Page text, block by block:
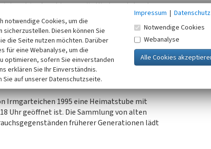
erst im Anschluss an die Kirche entstanden
hatten das Gotteshaus vermutlich für ihre
ein romanischer Westturm‚ stammt aus
auf. Die Turmhalle enthält ein
von Bicken (gestorben 1554 und 1555),
Neubau von 1982. Im Jahr 1532 war das
Nassau-Dillenburg lutherisch, 1578/80 unter
worden.
Irmgarteichen 1995 eine Heimatstube mit
Uhr geöffnet ist. Die Sammlung von alten
früherer Generationen lädt
notwendige Cookies, um die
Diesen können Sie
die Seite nutzen möchten. Darüber
für eine Webanalyse, um die
optimieren, sofern Sie einverstanden
erklären Sie Ihr Einverständnis.
auf unserer Datenschutzseite.
Impressum | Datenschutz
Notwendige Cookies
Webanalyse